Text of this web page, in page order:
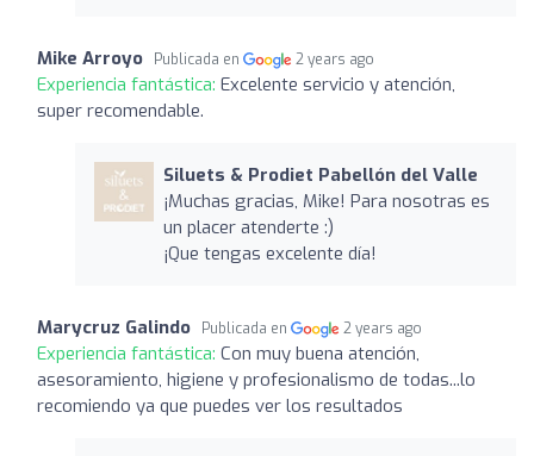
Mike Arroyo Publicada en 2 years ago
Experiencia fantástica: Excelente servicio y atención,
super recomendable.
Siluets & Prodiet Pabellón del Valle
¡Muchas gracias, Mike! Para nosotras es
un placer atenderte :)
¡Que tengas excelente día!
Marycruz Galindo Publicada en 2 years ago
Experiencia fantástica: Con muy buena atención,
asesoramiento, higiene y profesionalismo de todas...lo
recomiendo ya que puedes ver los resultados